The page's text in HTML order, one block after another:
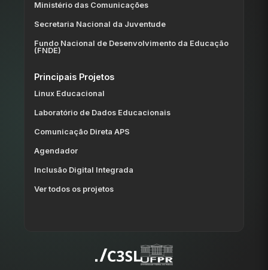
Ministério das Comunicações
Secretaria Nacional da Juventude
Fundo Nacional de Desenvolvimento da Educação
(FNDE)
Principais Projetos
Linux Educacional
Laboratório de Dados Educacionais
Comunicação Direta APS
Agendador
Inclusão Digital Integrada
Ver todos os projetos